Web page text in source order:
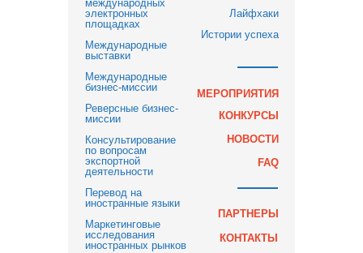
МЕРОПРИЯТИЯ
КОНКУРСЫ
НОВОСТИ
FAQ
ПАРТНЕРЫ
КОНТАКТЫ
международных
электронных
площадках
Международные
выставки
Международные
бизнес-миссии
Реверсные бизнес-
миссии
Консультирование
по вопросам
экспортной
деятельности
Перевод на
иностранные языки
Маркетинговые
исследования
иностранных рынков
Лайфхаки
Истории успеха